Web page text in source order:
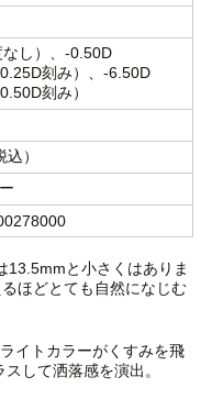
し）、-0.50D
刻み）、-6.50D
刻み）
）
13.5mmと小さくはありま
ほどとても自然になじむ
イトカラーがくすみを飛
して洒落感を演出。